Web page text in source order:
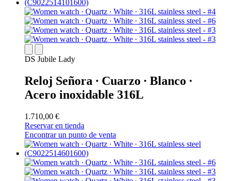
DS Jubile Lady
Reloj Señora ∙ Cuarzo ∙ Blanco ∙
Acero inoxidable 316L
1.710,00 €
Reservar en tienda
Encontrar un punto de venta